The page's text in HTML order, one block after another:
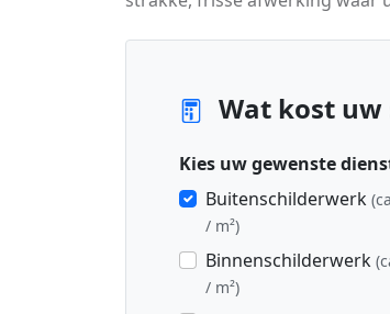
Wat kost
Kies uw gewenste
Buitenschilderwerk
/ m²)
Binnenschilderwerk
/ m²)